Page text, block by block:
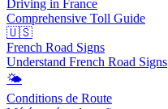
Driving in France
Comprehensive Toll Guide
🇺🇸
French Road Signs
Understand French Road Signs
🌤️
Conditions de Route